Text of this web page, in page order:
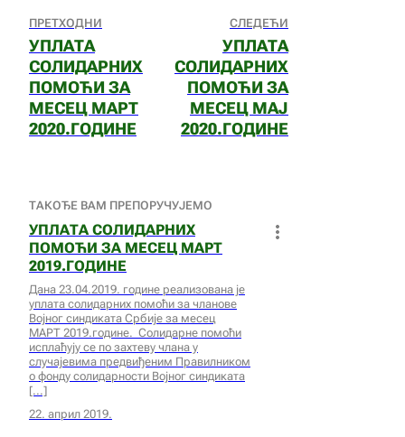
ПРЕТХОДНИ
УПЛАТА
СОЛИДАРНИХ
ПОМОЋИ ЗА
МЕСЕЦ МАРТ
2020.ГОДИНЕ
СЛЕДЕЋИ
УПЛАТА
СОЛИДАРНИХ
ПОМОЋИ ЗА
МЕСЕЦ МАЈ
2020.ГОДИНЕ
ТАКОЂЕ ВАМ ПРЕПОРУЧУЈЕМО
УПЛАТА СОЛИДАРНИХ
ПОМОЋИ ЗА МЕСЕЦ МАРТ
2019.ГОДИНЕ
Дана 23.04.2019. године реализована је
уплата солидарних помоћи за чланове
Војног синдиката Србије за месец
МАРТ 2019.године. Солидарне помоћи
исплаћују се по захтеву члана у
случајевима предвиђеним Правилником
о фонду солидарности Војног синдиката
22. април 2019.